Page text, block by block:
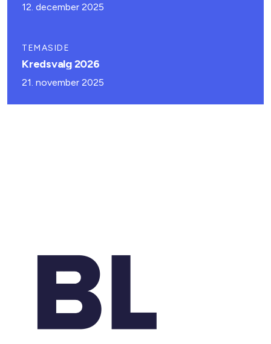
12. december 2025
TEMASIDE
Kredsvalg 2026
21. november 2025